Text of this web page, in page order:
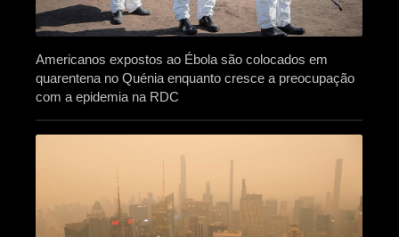
Americanos expostos ao Ébola são colocados em
quarentena no Quénia enquanto cresce a preocupação
com a epidemia na RDC